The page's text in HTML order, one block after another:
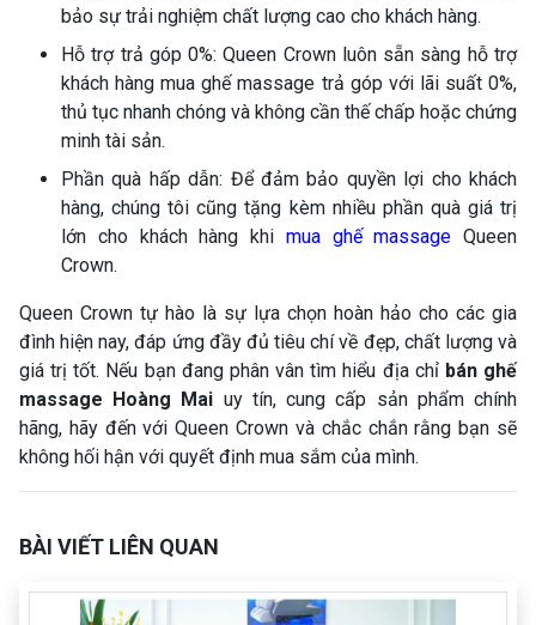
bảo sự trải nghiệm chất lượng cao cho khách hàng.
Hỗ trợ trả góp 0%: Queen Crown luôn sẵn sàng hỗ trợ
khách hàng mua ghế massage trả góp với lãi suất 0%,
thủ tục nhanh chóng và không cần thế chấp hoặc chứng
minh tài sản.
Phần quà hấp dẫn: Để đảm bảo quyền lợi cho khách
hàng, chúng tôi cũng tặng kèm nhiều phần quà giá trị
lớn cho khách hàng khi mua ghế massage Queen
Crown.
Queen Crown tự hào là sự lựa chọn hoàn hảo cho các gia
đình hiện nay, đáp ứng đầy đủ tiêu chí về đẹp, chất lượng và
giá trị tốt. Nếu bạn đang phân vân tìm hiểu địa chỉ bán ghế
massage Hoàng Mai uy tín, cung cấp sản phẩm chính
hãng, hãy đến với Queen Crown và chắc chắn rằng bạn sẽ
không hối hận với quyết định mua sắm của mình.
BÀI VIẾT LIÊN QUAN